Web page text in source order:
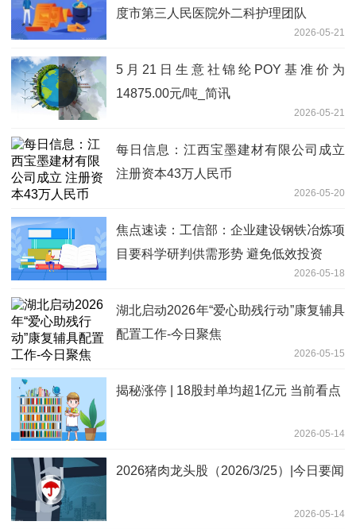
度市第三人民医院外二科护理团队
2026-05-21
5月21日生意社锦纶POY基准价为
14875.00元/吨_简讯
2026-05-21
每日信息：江西宝墨建材有限公司成立
注册资本43万人民币
2026-05-20
焦点速读：工信部：企业建设钢铁冶炼项
目要科学研判供需形势 避免低效投资
2026-05-18
湖北启动2026年“爱心助残行动”康复辅具
配置工作-今日聚焦
2026-05-15
揭秘涨停 | 18股封单均超1亿元 当前看点
2026-05-14
2026猪肉龙头股（2026/3/25）|今日要闻
2026-05-14